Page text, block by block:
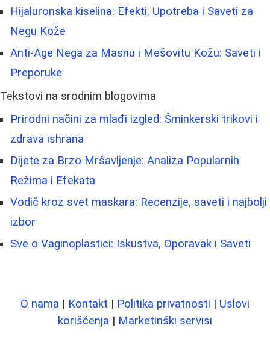
Hijaluronska kiselina: Efekti, Upotreba i Saveti za
Negu Kože
Anti-Age Nega za Masnu i Mešovitu Kožu: Saveti i
Preporuke
Tekstovi na srodnim blogovima
Prirodni načini za mlađi izgled: Šminkerski trikovi i
zdrava ishrana
Dijete za Brzo Mršavljenje: Analiza Popularnih
Režima i Efekata
Vodič kroz svet maskara: Recenzije, saveti i najbolji
izbor
Sve o Vaginoplastici: Iskustva, Oporavak i Saveti
O nama | Kontakt | Politika privatnosti | Uslovi
korišćenja | Marketinški servisi